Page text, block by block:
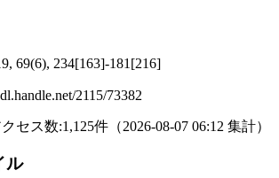
69(6), 234[163]-181[216]
2115/73382
セス数:1,125件 （2026-08-07 06:12 集計）
ル